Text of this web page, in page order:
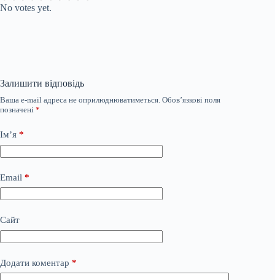
No votes yet.
Залишити відповідь
Ваша e-mail адреса не оприлюднюватиметься. Обов’язкові поля
позначені *
Ім’я *
Email *
Сайт
Додати коментар *